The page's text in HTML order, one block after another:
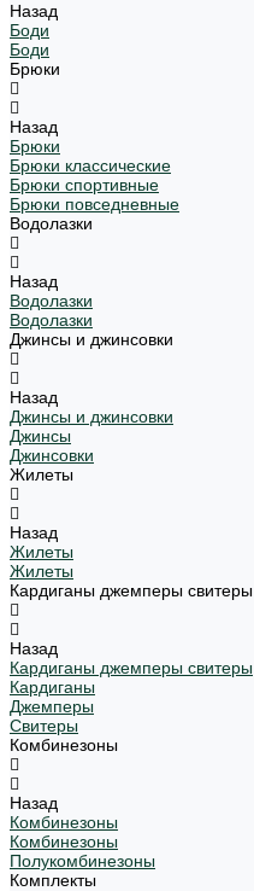
Назад
Боди
Боди
Брюки
Назад
Брюки
Брюки классические
Брюки спортивные
Брюки повседневные
Водолазки
Назад
Водолазки
Водолазки
Джинсы и джинсовки
Назад
Джинсы и джинсовки
Джинсы
Джинсовки
Жилеты
Назад
Жилеты
Жилеты
Кардиганы джемперы свитеры
Назад
Кардиганы джемперы свитеры
Кардиганы
Джемперы
Свитеры
Комбинезоны
Назад
Комбинезоны
Комбинезоны
Полукомбинезоны
Комплекты